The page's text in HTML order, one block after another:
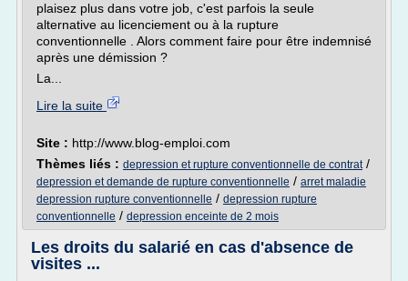
plaisez plus dans votre job, c'est parfois la seule
alternative au licenciement ou à la rupture
conventionnelle . Alors comment faire pour être indemnisé
après une démission ?
La...
Lire la suite
Site : http://www.blog-emploi.com
Thèmes liés : depression et rupture conventionnelle de contrat/
depression et demande de rupture conventionnelle / arret maladie
depression rupture conventionnelle / depression rupture
conventionnelle / depression enceinte de 2 mois
Les droits du salarié en cas d'absence de
visites ...